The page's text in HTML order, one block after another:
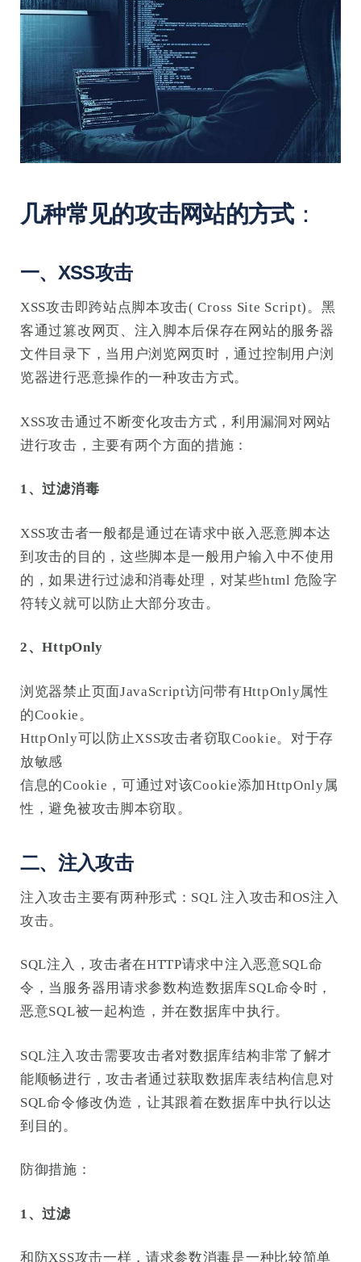
几种常见的攻击网站的方式：
一、XSS攻击
XSS攻击即跨站点脚本攻击( Cross Site Script)。黑
客通过篡改网页、注入脚本后保存在网站的服务器
文件目录下，当用户浏览网页时，通过控制用户浏
览器进行恶意操作的一种攻击方式。
XSS攻击通过不断变化攻击方式，利用漏洞对网站
进行攻击，主要有两个方面的措施：
1、过滤消毒
XSS攻击者一般都是通过在请求中嵌入恶意脚本达
到攻击的目的，这些脚本是一般用户输入中不使用
的，如果进行过滤和消毒处理，对某些html 危险字
符转义就可以防止大部分攻击。
2、HttpOnly
浏览器禁止页面JavaScript访问带有HttpOnly属性
的Cookie。
HttpOnly可以防止XSS攻击者窃取Cookie。对于存
放敏感
信息的Cookie，可通过对该Cookie添加HttpOnly属
性，避免被攻击脚本窃取。
二、注入攻击
注入攻击主要有两种形式：SQL 注入攻击和OS注入
攻击。
SQL注入，攻击者在HTTP请求中注入恶意SQL命
令，当服务器用请求参数构造数据库SQL命令时，
恶意SQL被一起构造，并在数据库中执行。
SQL注入攻击需要攻击者对数据库结构非常了解才
能顺畅进行，攻击者通过获取数据库表结构信息对
SQL命令修改伪造，让其跟着在数据库中执行以达
到目的。
防御措施：
1、过滤
和防XSS攻击一样，请求参数消毒是一种比较简单